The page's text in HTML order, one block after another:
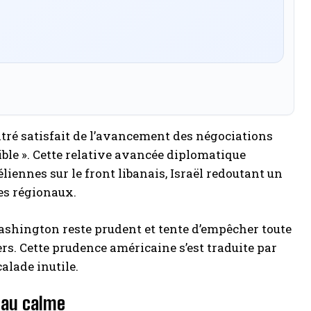
satisfait de l’avancement des négociations
». Cette relative avancée diplomatique
sur le front libanais, Israël redoutant un
régionaux.
reste prudent et tente d’empêcher toute
Cette prudence américaine s’est traduite par
inutile.
calme